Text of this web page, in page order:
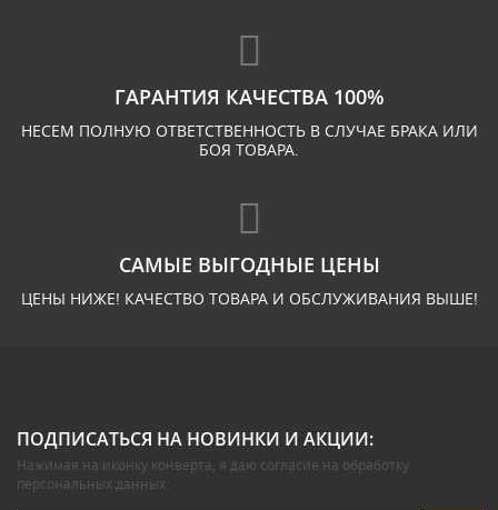
ГАРАНТИЯ КАЧЕСТВА 100%
НЕСЕМ ПОЛНУЮ ОТВЕТСТВЕННОСТЬ В СЛУЧАЕ БРАКА ИЛИ
БОЯ ТОВАРА.
САМЫЕ ВЫГОДНЫЕ ЦЕНЫ
ЦЕНЫ НИЖЕ! КАЧЕСТВО ТОВАРА И ОБСЛУЖИВАНИЯ ВЫШЕ!
ПОДПИСАТЬСЯ НА НОВИНКИ И АКЦИИ:
Нажимая на иконку конверта, я даю согласие на обработку
персональных данных.